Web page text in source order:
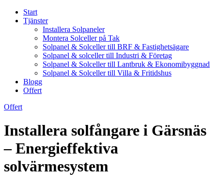
Start
Tjänster
Installera Solpaneler
Montera Solceller på Tak
Solpanel & Solceller till BRF & Fastighetsägare
Solpanel & solceller till Industri & Företag
Solpanel & Solceller till Lantbruk & Ekonomibyggnad
Solpanel & Solceller till Villa & Fritidshus
Blogg
Offert
Offert
Installera solfångare i Gärsnäs
– Energieffektiva
solvärmesystem